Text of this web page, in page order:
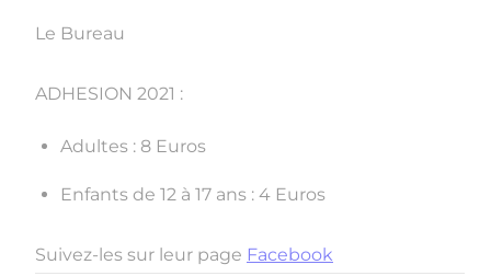
Le Bureau
ADHESION 2021 :
Adultes : 8 Euros
Enfants de 12 à 17 ans : 4 Euros
Suivez-les sur leur page Facebook